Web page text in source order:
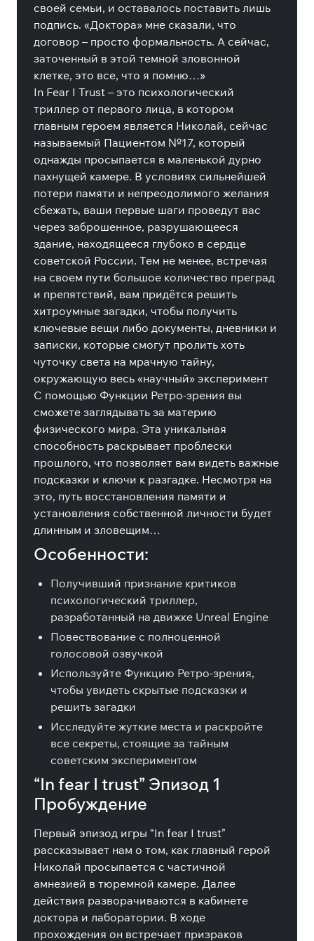
своей семьи, и оставалось поставить лишь
подпись. «Доктора» мне сказали, что
договор – просто формальность. А сейчас,
заточенный в этой темной зловонной
клетке, это все, что я помню…»
In Fear I Trust – это психологический
триллер от первого лица, в котором
главным героем является Николай, сейчас
называемый Пациентом №17, который
однажды просыпается в маленькой дурно
пахнущей камере. В условиях сильнейшей
потери памяти и непреодолимого желания
сбежать, ваши первые шаги проведут вас
через заброшенное, разрушающееся
здание, находящееся глубоко в сердце
советской России. Тем не менее, встречая
на своем пути большое количество преград
и препятствий, вам придётся решить
хитроумные загадки, чтобы получить
ключевые вещи либо документы, дневники и
записки, которые смогут пролить хоть
чуточку света на мрачную тайну,
окружающую весь «научный» эксперимент
С помощью Функции Ретро-зрения вы
сможете заглядывать за материю
физического мира. Эта уникальная
способность раскрывает проблески
прошлого, что позволяет вам видеть важные
подсказки и ключи к разгадке. Несмотря на
это, путь восстановления памяти и
установления собственной личности будет
длинным и зловещим…
Особенности:
Получивший признание критиков
психологический триллер,
разработанный на движке Unreal Engine
Повествование с полноценной
голосовой озвучкой
Используйте Функцию Ретро-зрения,
чтобы увидеть скрытые подсказки и
решить загадки
Исследуйте жуткие места и раскройте
все секреты, стоящие за тайным
советским экспериментом
“In fear I trust” Эпизод 1
Пробуждение
Первый эпизод игры “In fear I trust”
рассказывает нам о том, как главный герой
Николай просыпается с частичной
амнезией в тюремной камере. Далее
действия разворачиваются в кабинете
доктора и лаборатории. В ходе
прохождения он встречает призраков